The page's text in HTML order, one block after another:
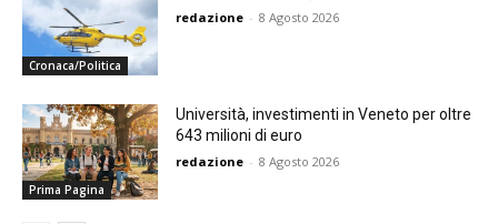
Cronaca/Politica
redazione - 8 Agosto 2026
Prima Pagina
Università, investimenti in Veneto per oltre
643 milioni di euro
redazione - 8 Agosto 2026